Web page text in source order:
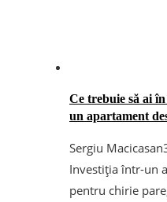
Ce trebuie să ai
un apartament
Sergiu Macicasan
Investiția într-un
pentru chirie